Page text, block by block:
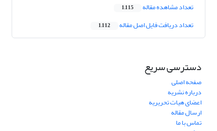
تعداد مشاهده مقاله 1,115
تعداد دریافت فایل اصل مقاله 1,112
دسترسی سریع
صفحه اصلی
درباره نشریه
اعضای هیات تحریریه
ارسال مقاله
تماس با ما